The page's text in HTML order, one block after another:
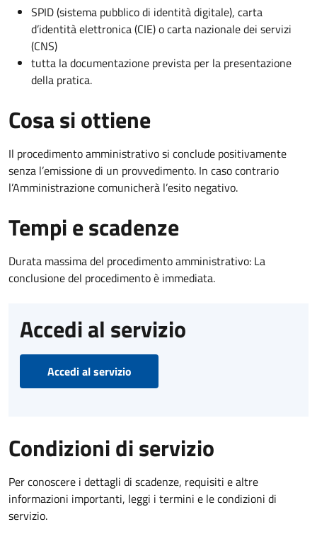
SPID (sistema pubblico di identità digitale), carta
d’identità elettronica (CIE) o carta nazionale dei servizi
(CNS)
tutta la documentazione prevista per la presentazione
della pratica.
Cosa si ottiene
Il procedimento amministrativo si conclude positivamente
senza l’emissione di un provvedimento. In caso contrario
l’Amministrazione comunicherà l’esito negativo.
Tempi e scadenze
Durata massima del procedimento amministrativo: La
conclusione del procedimento è immediata.
Accedi al servizio
Accedi al servizio
Condizioni di servizio
Per conoscere i dettagli di scadenze, requisiti e altre
informazioni importanti, leggi i termini e le condizioni di
servizio.